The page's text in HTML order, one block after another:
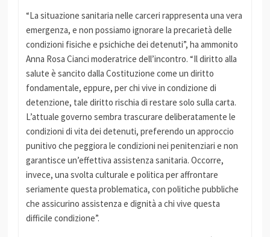
“La situazione sanitaria nelle carceri rappresenta una vera
emergenza, e non possiamo ignorare la precarietà delle
condizioni fisiche e psichiche dei detenuti”, ha ammonito
Anna Rosa Cianci moderatrice dell’incontro. “Il diritto alla
salute è sancito dalla Costituzione come un diritto
fondamentale, eppure, per chi vive in condizione di
detenzione, tale diritto rischia di restare solo sulla carta.
L’attuale governo sembra trascurare deliberatamente le
condizioni di vita dei detenuti, preferendo un approccio
punitivo che peggiora le condizioni nei penitenziari e non
garantisce un’effettiva assistenza sanitaria. Occorre,
invece, una svolta culturale e politica per affrontare
seriamente questa problematica, con politiche pubbliche
che assicurino assistenza e dignità a chi vive questa
difficile condizione”.